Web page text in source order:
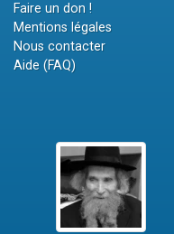
Faire un don !
Mentions légales
Nous contacter
Aide (FAQ)